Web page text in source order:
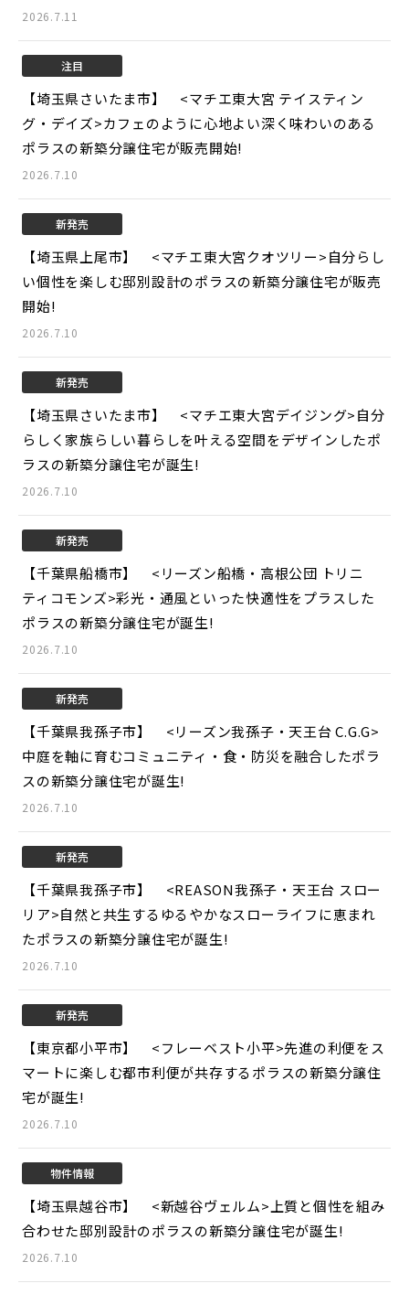
2026.7.11
注目
【埼玉県さいたま市】 <マチエ東大宮 テイスティン
グ・デイズ>カフェのように心地よい深く味わいのある
ポラスの新築分譲住宅が販売開始!
2026.7.10
新発売
【埼玉県上尾市】 <マチエ東大宮クオツリー>自分らし
い個性を楽しむ邸別設計のポラスの新築分譲住宅が販売
開始!
2026.7.10
新発売
【埼玉県さいたま市】 <マチエ東大宮デイジング>自分
らしく家族らしい暮らしを叶える空間をデザインしたポ
ラスの新築分譲住宅が誕生!
2026.7.10
新発売
【千葉県船橋市】 <リーズン船橋・高根公団 トリニ
ティコモンズ>彩光・通風といった快適性をプラスした
ポラスの新築分譲住宅が誕生!
2026.7.10
新発売
【千葉県我孫子市】 <リーズン我孫子・天王台 C.G.G>
中庭を軸に育むコミュニティ・食・防災を融合したポラ
スの新築分譲住宅が誕生!
2026.7.10
新発売
【千葉県我孫子市】 <REASON我孫子・天王台 スロー
リア>自然と共生するゆるやかなスローライフに恵まれ
たポラスの新築分譲住宅が誕生!
2026.7.10
新発売
【東京都小平市】 <フレーベスト小平>先進の利便をス
マートに楽しむ都市利便が共存するポラスの新築分譲住
宅が誕生!
2026.7.10
物件情報
【埼玉県越谷市】 <新越谷ヴェルム> 上質と個性を組み
合わせた邸別設計のポラスの新築分譲住宅が誕生!
2026.7.10